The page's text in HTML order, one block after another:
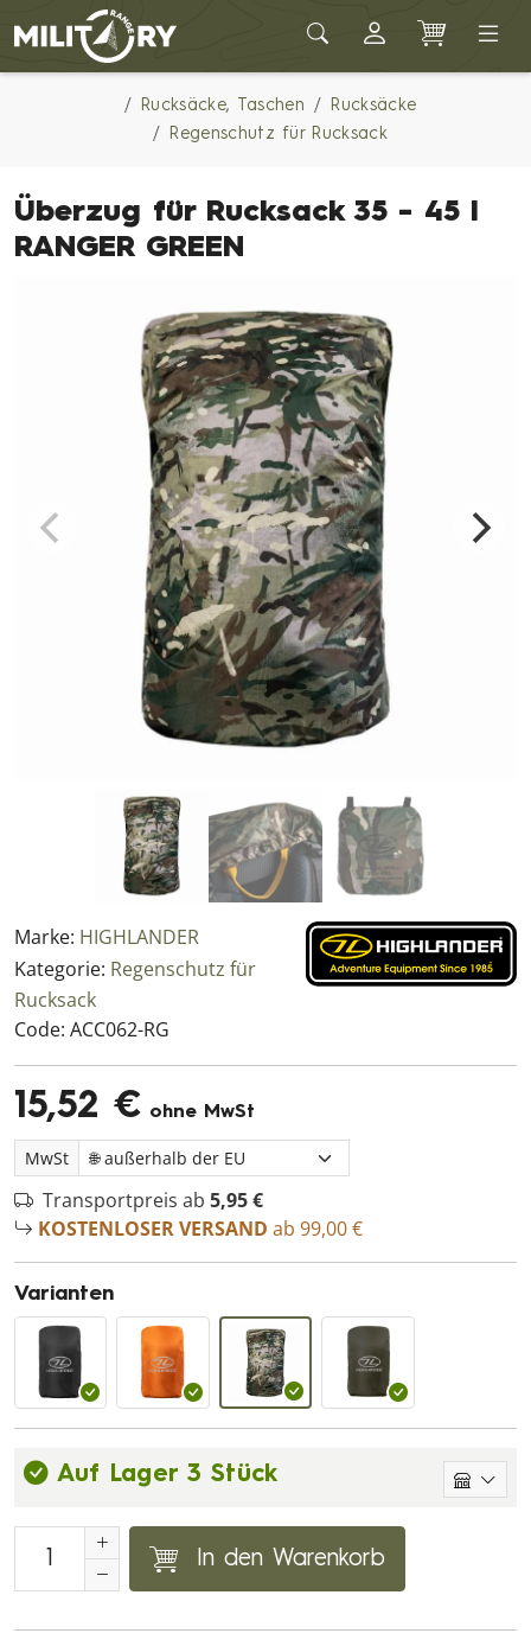
Army shop MILITARY RANGE
Rucksäcke, Taschen
Rucksäcke
Regenschutz für Rucksack
Überzug für Rucksack 35 - 45 l
RANGER GREEN
Marke: HIGHLANDER
Kategorie: Regenschutz für
Rucksack
Code: ACC062-RG
15,52 € ohne MwSt
MwSt
Transportpreis ab 5,95 €
KOSTENLOSER VERSAND ab 99,00 €
Varianten
Auf Lager 3 Stück
In den Warenkorb